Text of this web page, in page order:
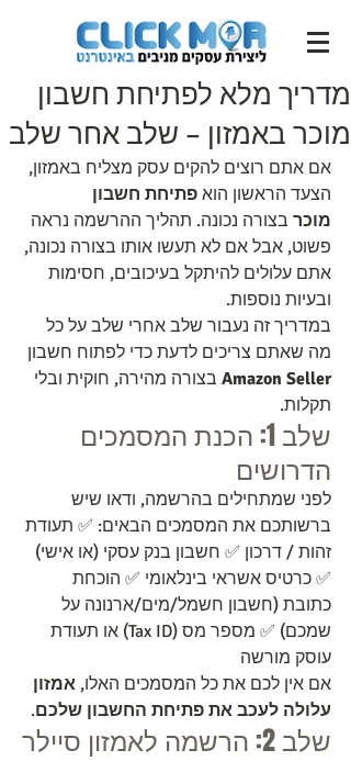
מדריך מלא לפתיחת חשבון
מוכר באמזון – שלב אחר שלב
אם אתם רוצים להקים עסק מצליח באמזון,
הצעד הראשון הוא פתיחת חשבון
מוכר בצורה נכונה. תהליך ההרשמה נראה
פשוט, אבל אם לא תעשו אותו בצורה נכונה,
אתם עלולים להיתקל בעיכובים, חסימות
ובעיות נוספות.
במדריך זה נעבור שלב אחרי שלב על כל
מה שאתם צריכים לדעת כדי לפתוח חשבון
Amazon Seller בצורה מהירה, חוקית ובלי
תקלות.
שלב 1: הכנת המסמכים
הדרושים
לפני שמתחילים בהרשמה, ודאו שיש
ברשותכם את המסמכים הבאים: ✅ תעודת
זהות / דרכון ✅ חשבון בנק עסקי (או אישי)
✅ כרטיס אשראי בינלאומי ✅ הוכחת
כתובת (חשבון חשמל/מים/ארנונה על
שמכם) ✅ מספר מס (Tax ID) או תעודת
עוסק מורשה
אם אין לכם את כל המסמכים האלו, אמזון
עלולה לעכב את פתיחת החשבון שלכם.
שלב 2: הרשמה לאמזון סיילר